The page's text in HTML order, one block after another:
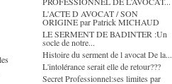
L'ACTE D AVOCAT / SON
ORIGINE par Patrick MICHAUD
LE SERMENT DE BADINTER :Un
socle de notre...
Histoire du serment de l avocat De la...
L'intolérance serait elle de retour???
Secret Professionnel:ses limites par